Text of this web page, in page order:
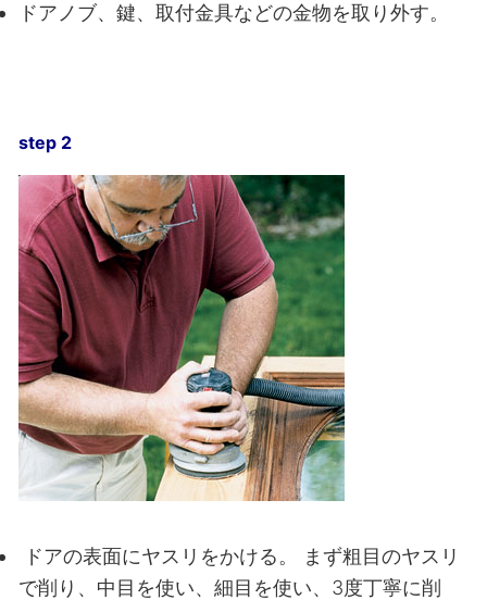
ドアノブ、鍵、取付金具などの金物を取り外す。
step 2
ドアの表面にヤスリをかける。
まず粗目のヤスリ
で削り、中目を使い、細目を使い、3度丁寧に削